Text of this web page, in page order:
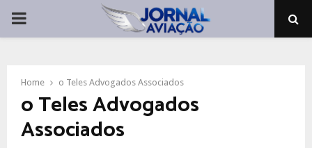
PRIMARY
Home o Teles Advogados Associados
o Teles Advogados
Associados